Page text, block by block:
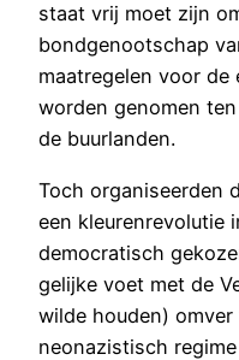
staat vrij moet zijn
bondgenootschap
maatregelen voor de
worden genomen
de buurlanden.
Toch organiseerden
een kleurenrevolutie
democratisch
gelijke voet met de
wilde houden)
neonazistisch